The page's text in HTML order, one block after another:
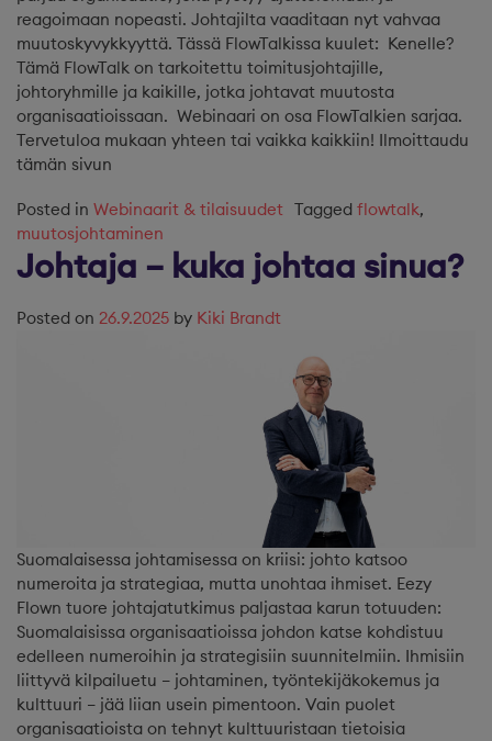
reagoimaan nopeasti. Johtajilta vaaditaan nyt vahvaa
muutoskyvykkyyttä. Tässä FlowTalkissa kuulet: Kenelle?
Tämä FlowTalk on tarkoitettu toimitusjohtajille,
johtoryhmille ja kaikille, jotka johtavat muutosta
organisaatioissaan. Webinaari on osa FlowTalkien sarjaa.
Tervetuloa mukaan yhteen tai vaikka kaikkiin! Ilmoittaudu
tämän sivun
Posted in Webinaarit & tilaisuudet Tagged flowtalk,
muutosjohtaminen
Johtaja – kuka johtaa sinua?
Posted on 26.9.2025 by Kiki Brandt
Suomalaisessa johtamisessa on kriisi: johto katsoo
numeroita ja strategiaa, mutta unohtaa ihmiset. Eezy
Flown tuore johtajatutkimus paljastaa karun totuuden:
Suomalaisissa organisaatioissa johdon katse kohdistuu
edelleen numeroihin ja strategisiin suunnitelmiin. Ihmisiin
liittyvä kilpailuetu – johtaminen, työntekijäkokemus ja
kulttuuri – jää liian usein pimentoon. Vain puolet
organisaatioista on tehnyt kulttuuristaan tietoisia